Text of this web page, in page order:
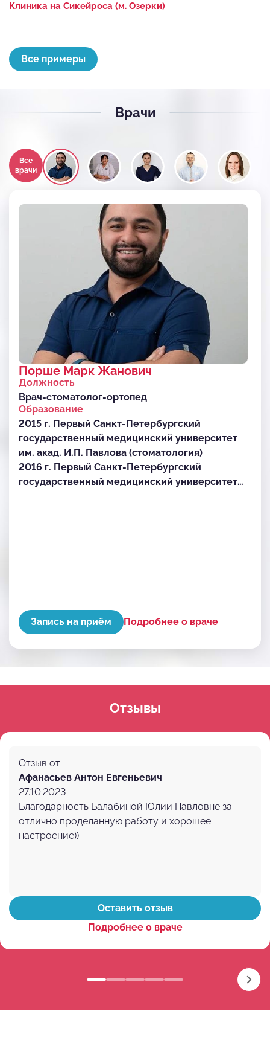
Клиника на Сикейроса (м. Озерки)
Все примеры
Врачи
Порше Марк Жанович
Должность
Врач-стоматолог-ортопед
Образование
2015 г. Первый Санкт-Петербургский
государственный медицинский университет
им. акад. И.П. Павлова (стоматология)
2016 г. Первый Санкт-Петербургский
государственный медицинский университет
Запись на приём Подробнее о враче
Все
врачи
Отзывы
Отзыв от
Афанасьев Антон Евгеньевич
27.10.2023
Благодарность Балабиной Юлии Павловне за
отлично проделанную работу и хорошее
настроение))
Оставить отзыв
Подробнее о враче